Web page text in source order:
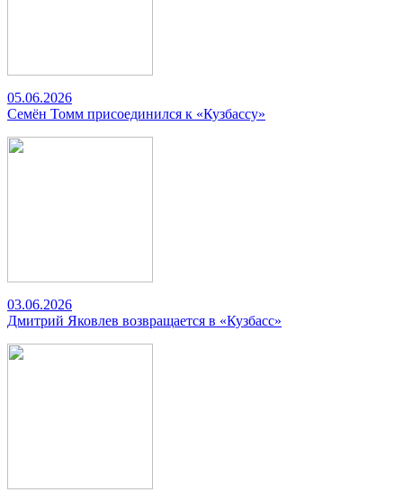
05.06.2026
Семён Томм присоединился к «Кузбассу»
03.06.2026
Дмитрий Яковлев возвращается в «Кузбасс»